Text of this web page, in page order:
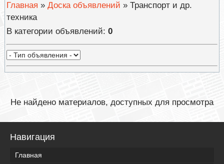
Главная » Доска объявлений » Транспорт и др.
техника
В категории объявлений: 0
Не найдено материалов, доступных для просмотра
Навигация
Главная